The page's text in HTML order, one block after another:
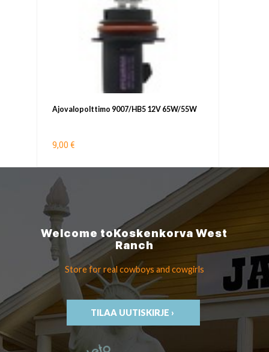
Ajovalopolttimo 9007/HB5 12V 65W/55W
9,00 €
Welcome toKoskenkorvaWest
Ranch
Store for real cowboys and cowgirls
TILAA UUTISKIRJE ›